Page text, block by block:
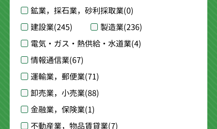
鉱業，採石業，砂利採取業(0)
建設業(245) 製造業(236)
電気・ガス・熱供給・水道業(4)
情報通信業(67)
運輸業，郵便業(71)
卸売業，小売業(88)
金融業，保険業(1)
不動産業，物品賃貸業(7)